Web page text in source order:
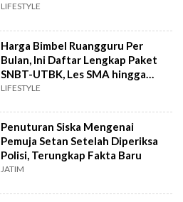
LIFESTYLE
Harga Bimbel Ruangguru Per
Bulan, Ini Daftar Lengkap Paket
SNBT-UTBK, Les SMA hingga
PAUD
LIFESTYLE
Penuturan Siska Mengenai
Pemuja Setan Setelah Diperiksa
Polisi, Terungkap Fakta Baru
JATIM